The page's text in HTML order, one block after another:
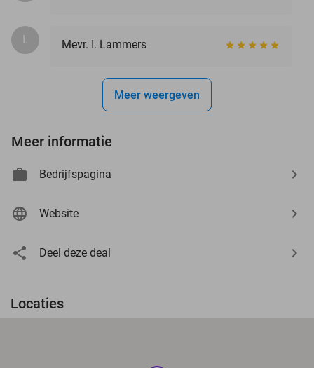
I. Mevr. I. Lammers
Meer weergeven
Meer informatie
Bedrijfspagina
Website
Deel deze deal
Locaties